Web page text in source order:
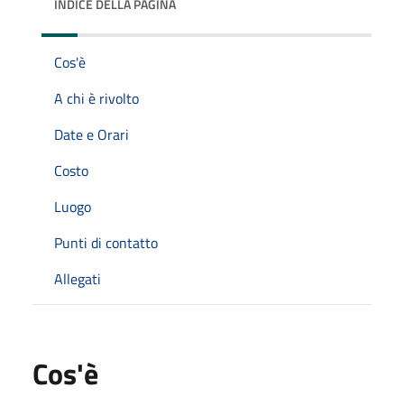
Cos'è
A chi è rivolto
Date e Orari
Costo
Luogo
Punti di contatto
Allegati
Cos'è